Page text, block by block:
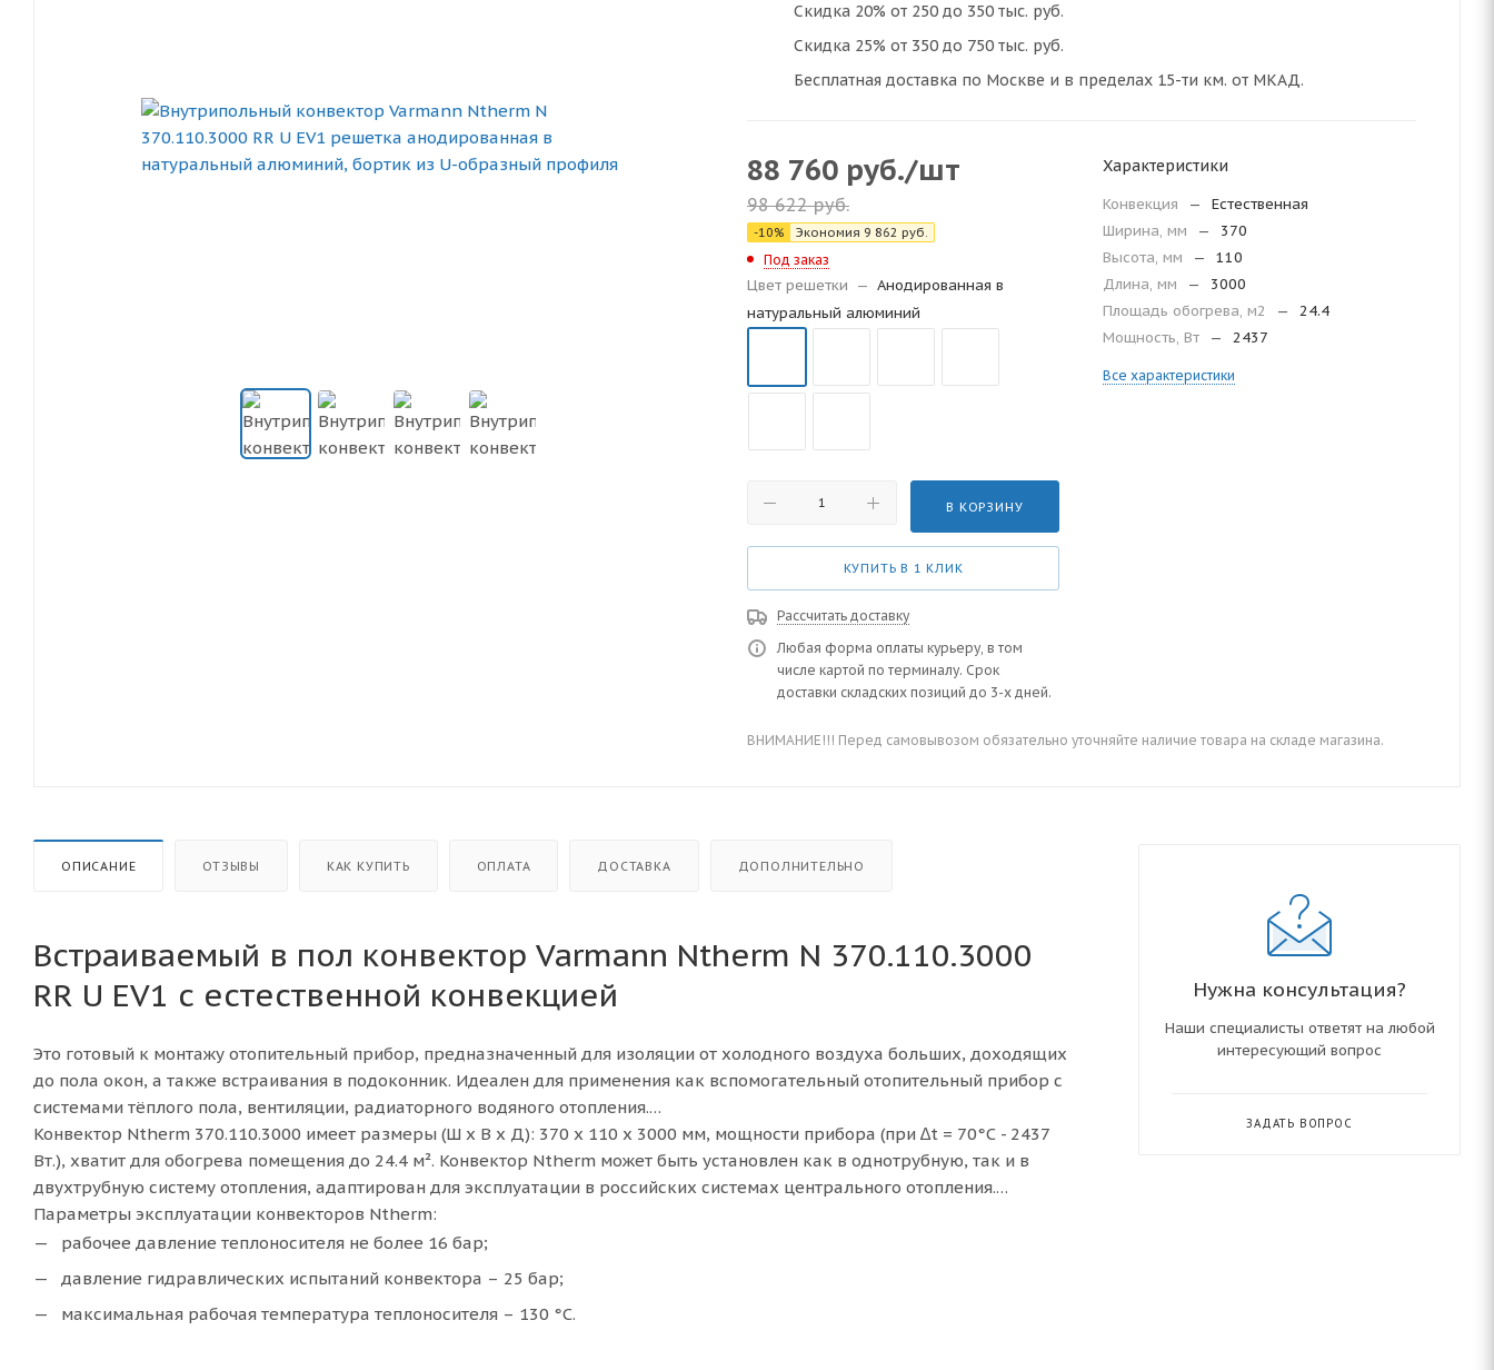
Скидка 20% от 250 до 350 тыс. руб.
Скидка 25% от 350 до 750 тыс. руб.
Бесплатная доставка по Москве и в пределах 15-ти км. от МКАД.
88 760 руб./шт
98 622руб.
-10% Экономия 9 862 руб.
Под заказ
Цвет решетки — Анодированная в
натуральный алюминий
В КОРЗИНУ
КУПИТЬ В 1 КЛИК
Рассчитать доставку
Любая форма оплаты курьеру, в том
числе картой по терминалу. Срок
доставки складских позиций до 3-х дней.
Характеристики
Конвекция —
Естественная
Ширина, мм
—
370
Высота, мм
—
110
Длина, мм
—
3000
Площадь обогрева, м2
—
24.4
Мощность, Вт
— 2437
Все характеристики
ВНИМАНИЕ!!! Перед самовывозом обязательно уточняйте наличие товара на складе магазина.
ОПИСАНИЕ ОТЗЫВЫ КАК КУПИТЬ ОПЛАТА ДОСТАВКА ДОПОЛНИТЕЛЬНО
Встраиваемый в пол конвектор Varmann Ntherm N 370.110.3000
RR U EV1 с естественной конвекцией
Это готовый к монтажу отопительный прибор, предназначенный для изоляции от холодного воздуха больших, доходящих
до пола окон, а также встраивания в подоконник. Идеален для применения как вспомогательный отопительный прибор с
системами тёплого пола, вентиляции, радиаторного водяного отопления.
Конвектор Ntherm 370.110.3000 имеет размеры (Ш x В x Д): 370 х 110 х 3000 мм, мощности прибора (при ∆t = 70°C - 2437
Вт.), хватит для обогрева помещения до 24.4 м². Конвектор Ntherm может быть установлен как в однотрубную, так и в
двухтрубную систему отопления, адаптирован для эксплуатации в российских системах центрального отопления.
Параметры эксплуатации конвекторов Ntherm:
рабочее давление теплоносителя не более 16 бар;
давление гидравлических испытаний конвектора – 25 бар;
максимальная рабочая температура теплоносителя – 130 °С.
Нужна консультация?
Наши специалисты ответят на любой
интересующий вопрос
ЗАДАТЬ ВОПРОС